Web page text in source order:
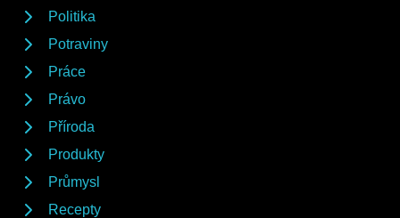
Politika
Potraviny
Práce
Právo
Příroda
Produkty
Průmysl
Recepty